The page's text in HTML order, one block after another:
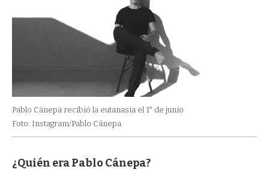
Pablo Cánepa recibió la eutanasia el 1° de junio
Foto: Instagram/Pablo Cánepa
¿Quién era Pablo Cánepa?